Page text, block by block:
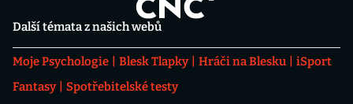
Další témata z našich webů
Moje Psychologie Blesk Tlapky Hráči na Blesku
iSport
Fantasy
Spotřebitelské testy